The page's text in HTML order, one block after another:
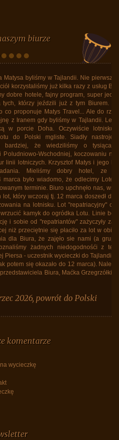
biurze
w Tajlandii. Nie pierwszy raz. Z dość
już kilka razy z usług Biura. Zawsze
fajny program, super jedzenie. Ale to
już z tym Biurem. Wiem, że są
Travel... Ale do rzeczy. Donald
byliśmy w Tajlandii. Lecieliśmy linią
Oczywiście lotnisko zamknięte,
mgliste. Siadły nastroje z powodu
wiedziliśmy o tysiącach Polaków
koczowaniu na lotniskach,
Krzysztof Matys i jego biuro stanęło
dobry hotel, ze znakomitymi
że odlecimy Lotem 12 marca
Biuro upchnęło nas, wszystkich bez
tj. 12 marca doszedł do skutku. Nie
Lot "repatriacyjny" odbył się bez
ogródka Lotu. Linie bez skrupułów
zażyczyły za lot w jedną
się płaciło za lot w obie. W każdym
zajęło sie nami (a grupa spora, 40
niedogodnośći z tego powodu.
wycieczki do Tajlandii w dniach 25
do 12 marca). Należy podkreślić
Biura, Maćka Grzegrzółki, siła spokoju
do Polski
komentarze
na wycieczkę